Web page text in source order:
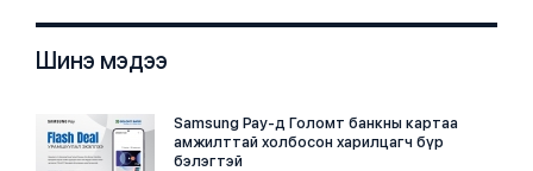
Шинэ мэдээ
Samsung Pay-д Голомт банкны картаа
амжилттай холбосон харилцагч бүр
бэлэгтэй